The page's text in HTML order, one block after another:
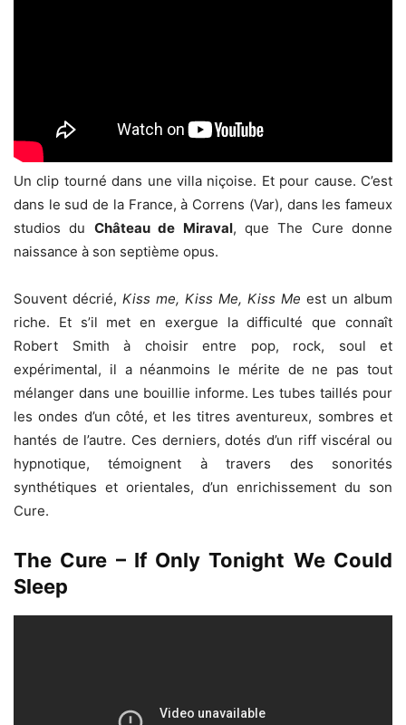
Un clip tourné dans une villa niçoise. Et pour cause. C’est
dans le sud de la France, à Correns (Var), dans les fameux
studios du Château de Miraval, que The Cure donne
naissance à son septième opus.
Souvent décrié, Kiss me, Kiss Me, Kiss Me est un album
riche. Et s’il met en exergue la difficulté que connaît
Robert Smith à choisir entre pop, rock, soul et
expérimental, il a néanmoins le mérite de ne pas tout
mélanger dans une bouillie informe. Les tubes taillés pour
les ondes d’un côté, et les titres aventureux, sombres et
hantés de l’autre. Ces derniers, dotés d’un riff viscéral ou
hypnotique, témoignent à travers des sonorités
synthétiques et orientales, d’un enrichissement du son
Cure.
The Cure – If Only Tonight We Could
Sleep